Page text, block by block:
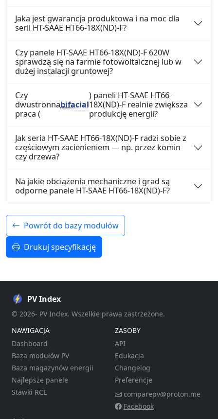
Jaka jest gwarancja produktowa i na moc dla
serii HT-SAAE HT66-18X(ND)-F?
Czy panele HT-SAAE HT66-18X(ND)-F 620W
sprawdzą się na farmie fotowoltaicznej lub w
dużej instalacji gruntowej?
Czy
dwustronna
praca (
bifacial
) paneli HT-SAAE HT66-
18X(ND)-F realnie zwiększa
produkcję energii?
Jak seria HT-SAAE HT66-18X(ND)-F radzi sobie z
częściowym zacienieniem — np. przez komin
czy drzewa?
Na jakie obciążenia mechaniczne i grad są
odporne panele HT-SAAE HT66-18X(ND)-F?
Powrót do bazy modułów
Drukuj specyfikację
PV Index
© 2026- PV Index. Wszelkie prawa zastrzeżone.
NAWIGACJA
Dashboard
Baza modułów PV
Baza magazynów energii
Najlepsze panele
Stawki RCE
ZASOBY
API
Edukacja
Changelog
Preferencje
comparepv@proton.me
Facebook